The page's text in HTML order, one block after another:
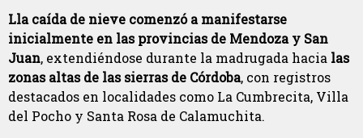
Lla caída de nieve comenzó a manifestarse
inicialmente en las provincias de Mendoza y San
Juan, extendiéndose durante la madrugada hacia las
zonas altas de las sierras de Córdoba, con registros
destacados en localidades como La Cumbrecita, Villa
del Pocho y Santa Rosa de Calamuchita.